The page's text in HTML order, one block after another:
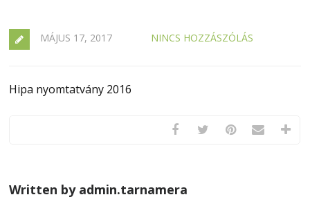
MÁJUS 17, 2017 NINCS HOZZÁSZÓLÁS
Hipa nyomtatvány 2016
Written by admin.tarnamera